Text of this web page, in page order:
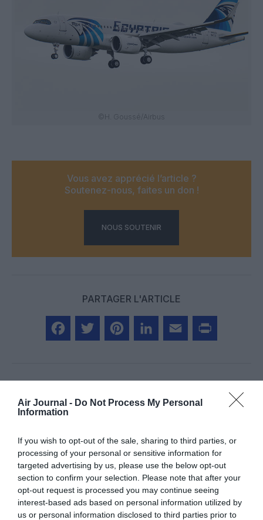
Air Journal - Do Not Process My Personal
Information
If you wish to opt-out of the sale, sharing to third parties, or
processing of your personal or sensitive information for
targeted advertising by us, please use the below opt-out
section to confirm your selection. Please note that after your
opt-out request is processed you may continue seeing
interest-based ads based on personal information utilized by
us or personal information disclosed to third parties prior to
©H. Goussé/Airbus
Vous avez apprécié l’article ?
Soutenez-nous, faites un don !
NOUS SOUTENIR
PARTAGER L'ARTICLE
Aucun commentaire !
LAISSER UN COMMENTAIRE
FAIRE UN DON